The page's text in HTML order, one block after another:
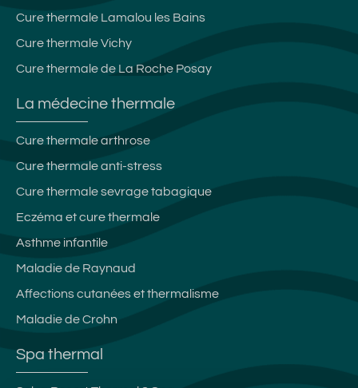
Cure thermale Lamalou les Bains
Cure thermale Vichy
Cure thermale de La Roche Posay
La médecine thermale
Cure thermale arthrose
Cure thermale anti-stress
Cure thermale sevrage tabagique
Eczéma et cure thermale
Asthme infantile
Maladie de Raynaud
Affections cutanées et thermalisme
Maladie de Crohn
Spa thermal